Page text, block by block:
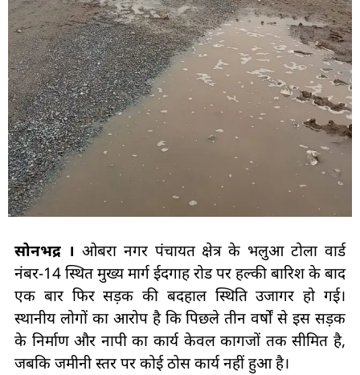
सोनभद्र । ओबरा नगर पंचायत क्षेत्र के भलुआ टोला वार्ड
नंबर-14 स्थित मुख्य मार्ग ईदगाह रोड पर हल्की बारिश के बाद
एक बार फिर सड़क की बदहाल स्थिति उजागर हो गई।
स्थानीय लोगों का आरोप है कि पिछले तीन वर्षों से इस सड़क
के निर्माण और नापी का कार्य केवल कागजों तक सीमित है,
जबकि जमीनी स्तर पर कोई ठोस कार्य नहीं हुआ है।